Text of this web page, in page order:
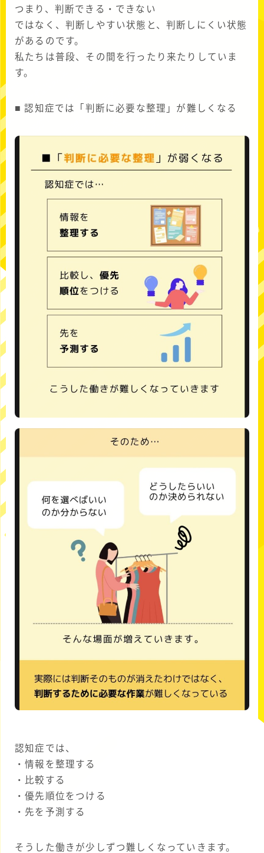
つまり、判断できる・できない
ではなく、判断しやすい状態と、判断しにくい状態
があるのです。
私たちは普段、その間を行ったり来たりしていま
す。
■ 認知症では「判断に必要な整理」が難しくなる
認知症では、
・情報を整理する
・比較する
・優先順位をつける
・先を予測する
そうした働きが少しずつ難しくなっていきます。